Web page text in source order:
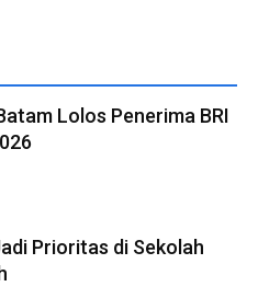
Lolos Penerima BRI
Prioritas di Sekolah